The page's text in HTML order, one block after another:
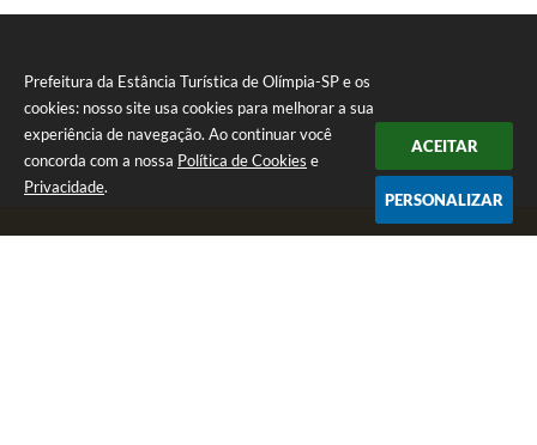
Prefeitura da Estância Turística de Olímpia-SP e os
cookies: nosso site usa cookies para melhorar a sua
experiência de navegação. Ao continuar você
concorda com a nossa Política de Cookies e
Privacidade.
ACEITAR
PERSONALIZAR